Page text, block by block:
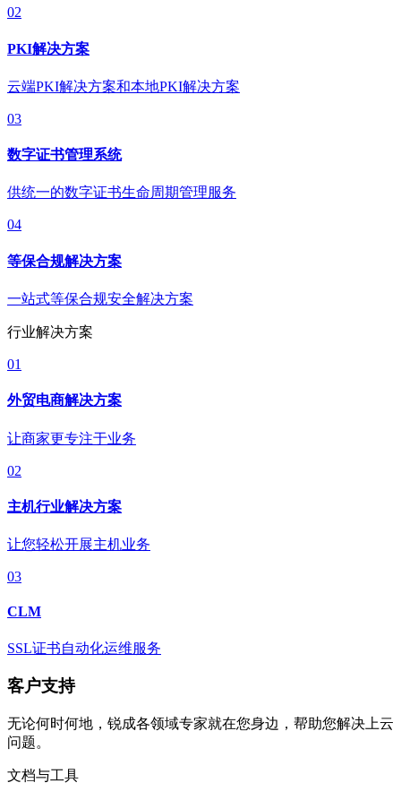
02
PKI解决方案
云端PKI解决方案和本地PKI解决方案
03
数字证书管理系统
供统一的数字证书生命周期管理服务
04
等保合规解决方案
一站式等保合规安全解决方案
行业解决方案
01
外贸电商解决方案
让商家更专注于业务
02
主机行业解决方案
让您轻松开展主机业务
03
CLM
SSL证书自动化运维服务
客户支持
无论何时何地，锐成各领域专家就在您身边，帮助您解决上云
问题。
文档与工具